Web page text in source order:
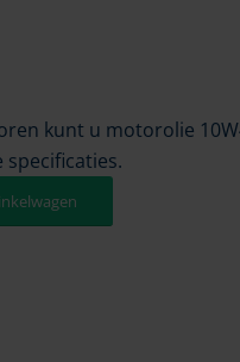
kunt u motorolie